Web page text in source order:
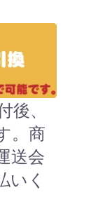
、
。商
送会
いく